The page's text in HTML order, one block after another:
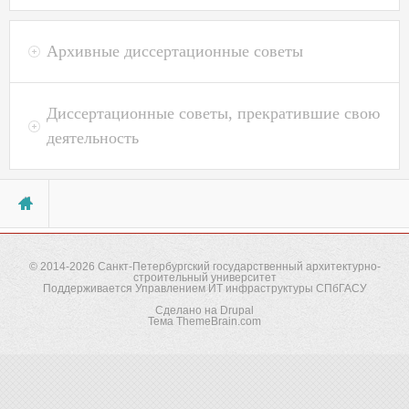
Архивные диссертационные советы
Диссертационные советы, прекратившие свою
деятельность
Вы здесь
© 2014-2026 Санкт-Петербургский государственный архитектурно-
строительный университет
Поддерживается Управлением ИТ инфраструктуры СПбГАСУ
Сделано на Drupal
Тема ThemeBrain.com